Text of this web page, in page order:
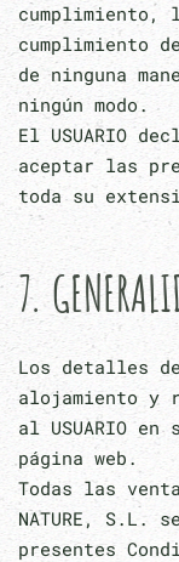
cumplimiento
de ninguna
ningún modo.
El USUARIO
aceptar las
toda su
7.
Los detalles
alojamiento y
al USUARIO
página web.
Todas las
NATURE, S.L.
presentes